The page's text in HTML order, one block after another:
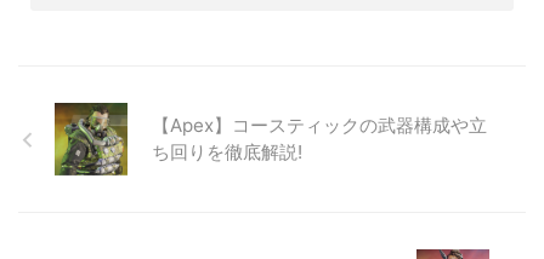
【Apex】コースティックの武器構成や立
ち回りを徹底解説!